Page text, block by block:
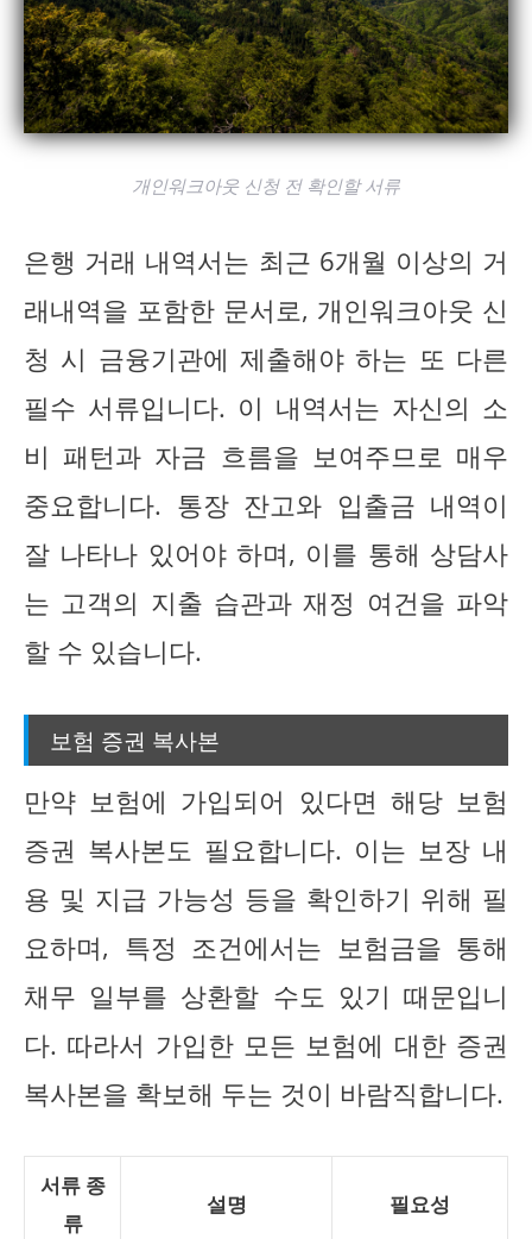
개인워크아웃 신청 전 확인할 서류
은행 거래 내역서는 최근 6개월 이상의 거
래내역을 포함한 문서로, 개인워크아웃 신
청 시 금융기관에 제출해야 하는 또 다른
필수 서류입니다. 이 내역서는 자신의 소
비 패턴과 자금 흐름을 보여주므로 매우
중요합니다. 통장 잔고와 입출금 내역이
잘 나타나 있어야 하며, 이를 통해 상담사
는 고객의 지출 습관과 재정 여건을 파악
할 수 있습니다.
보험 증권 복사본
만약 보험에 가입되어 있다면 해당 보험
증권 복사본도 필요합니다. 이는 보장 내
용 및 지급 가능성 등을 확인하기 위해 필
요하며, 특정 조건에서는 보험금을 통해
채무 일부를 상환할 수도 있기 때문입니
다. 따라서 가입한 모든 보험에 대한 증권
복사본을 확보해 두는 것이 바람직합니다.
서류 종
류
설명 필요성